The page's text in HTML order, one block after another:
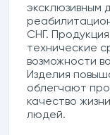
эксклюзивным
СНГ. Продукция
технические
возможности
Изделия
облегчают
качество
людей.